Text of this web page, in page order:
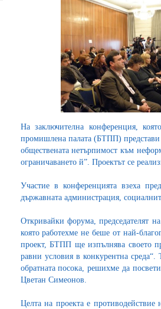
На заключителна конференция,
промишлена палата (БТПП) представи
обществената нетърпимост към
ограничаването й”. Проектът се
Участие в конференцията взеха
държавната администрация,
Откривайки форума, председателят
която работехме не беше от най-
проект, БТПП ще изпълнява своето
равни условия в конкурентна
обратната посока, решихме да
Цветан Симеонов.
Целта на проекта е